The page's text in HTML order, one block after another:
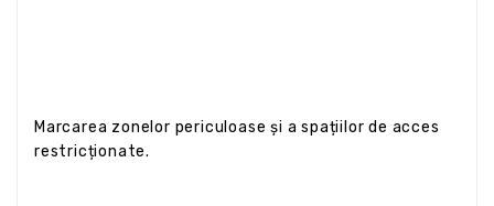
Marcarea zonelor periculoase și a spațiilor de acces
restricționate.